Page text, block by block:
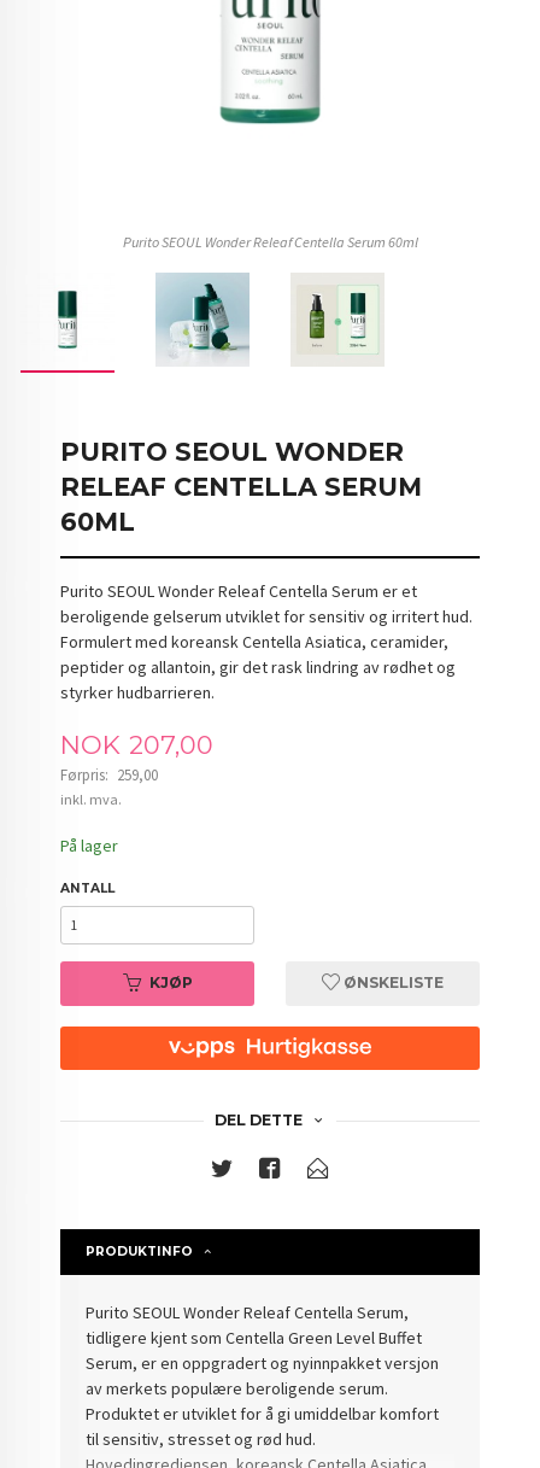
Purito SEOUL Wonder Releaf Centella Serum 60ml
PURITO SEOUL WONDER
RELEAF CENTELLA SERUM
60ML
Purito SEOUL Wonder Releaf Centella Serum er et
beroligende gelserum utviklet for sensitiv og irritert hud.
Formulert med koreansk Centella Asiatica, ceramider,
peptider og allantoin, gir det rask lindring av rødhet og
styrker hudbarrieren.
Tilbud
NOK 207,00
Førpris: 259,00
Rabatt
inkl. mva.
På lager
ANTALL
KJØP ØNSKELISTE
DEL DETTE
PRODUKTINFO
Purito SEOUL Wonder Releaf Centella Serum,
tidligere kjent som Centella Green Level Buffet
Serum, er en oppgradert og nyinnpakket versjon
av merkets populære beroligende serum.
Produktet er utviklet for å gi umiddelbar komfort
til sensitiv, stresset og rød hud.